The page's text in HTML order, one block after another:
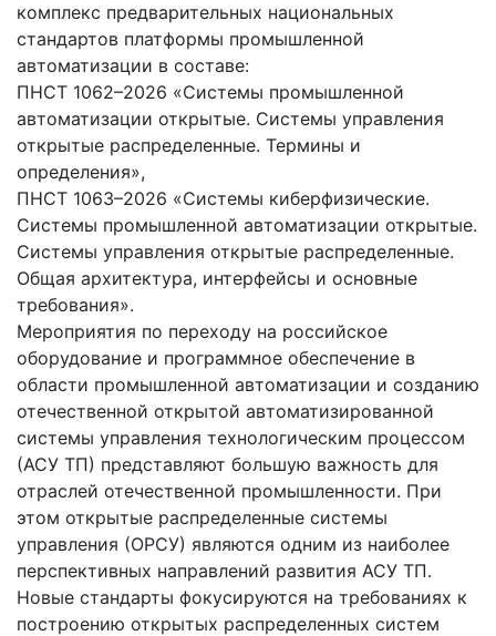
комплекс предварительных национальных
стандартов платформы промышленной
автоматизации в составе:
ПНСТ 1062–2026 «Системы промышленной
автоматизации открытые. Системы управления
открытые распределенные. Термины и
определения»,
ПНСТ 1063–2026 «Системы киберфизические.
Системы промышленной автоматизации открытые.
Системы управления открытые распределенные.
Общая архитектура, интерфейсы и основные
требования».
Мероприятия по переходу на российское
оборудование и программное обеспечение в
области промышленной автоматизации и созданию
отечественной открытой автоматизированной
системы управления технологическим процессом
(АСУ ТП) представляют большую важность для
отраслей отечественной промышленности. При
этом открытые распределенные системы
управления (ОРСУ) являются одним из наиболее
перспективных направлений развития АСУ ТП.
Новые стандарты фокусируются на требованиях к
построению открытых распределенных систем